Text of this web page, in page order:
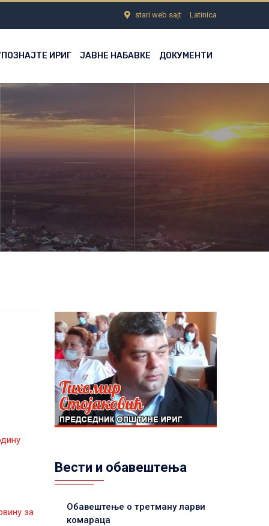
stari web sajt Latinica
ИРИГ ЈАВНЕ НАБАВКЕ ДОКУМЕНТИ
за
Вести и обавештења
Обавештење о третману ларви
комараца